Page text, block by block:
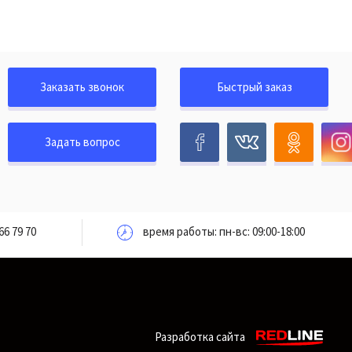
Заказать звонок
Задать вопрос
Быстрый заказ
79 70 время работы: пн-вс: 09:00-18:00
Разработка сайта